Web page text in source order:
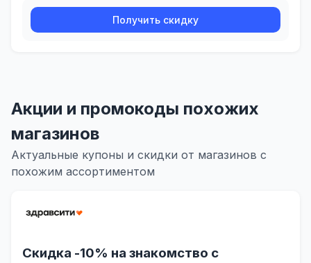
Получить скидку
Акции и промокоды похожих
магазинов
Актуальные купоны и скидки от магазинов с
похожим ассортиментом
Скидка -10% на знакомство с